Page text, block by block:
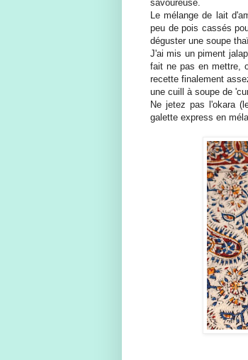
savoureuse.
Le mélange de lait
peu de pois cassés
déguster une soupe
J'ai mis un piment
fait ne pas en mettre,
recette finalement
une cuill à soupe de
Ne jetez pas l'okara
galette express en